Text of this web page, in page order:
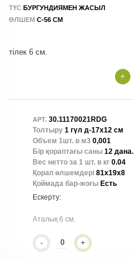
ТҮС БУРГУНДИЯМЕН ЖАСЫЛ
ӨЛШЕМ С-56 СМ
тілек 6 см.
АРТ. 30.11170021RDG
Толтыру 1 гүл д-17х12 см
Объем 1шт. в м3 0,001
Бір қораптағы саны 12 дана.
Вес нетто за 1 шт. в кг 0.04
Қорап өлшемдері 81x19x8
Қоймада бар-жоғы Есть
Аталық 6 см.
- +